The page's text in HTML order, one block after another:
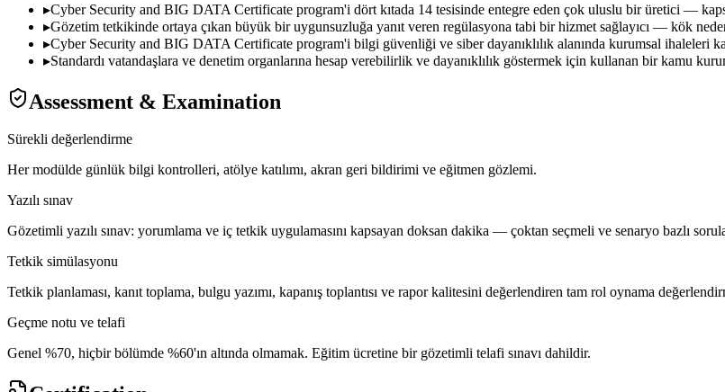
▸Cyber Security and BIG DATA Certificate program'i dört kıtada 14 tesisinde entegre eden çok uluslu bir üretici —
▸Gözetim tetkikinde ortaya çıkan büyük bir uygunsuzluğa yanıt veren regülasyona tabi bir hizmet sağlayıcı — kök
▸Cyber Security and BIG DATA Certificate program'i bilgi güvenliği ve siber dayanıklılık alanında kurumsal ihaleleri
▸Standardı vatandaşlara ve denetim organlarına hesap verebilirlik ve dayanıklılık göstermek için kullanan bir kamu
Assessment & Examination
Sürekli değerlendirme
Her modülde günlük bilgi kontrolleri, atölye katılımı, akran geri bildirimi ve eğitmen gözlemi.
Yazılı sınav
Gözetimli yazılı sınav: yorumlama ve iç tetkik uygulamasını kapsayan doksan dakika — çoktan seçmeli ve senaryo bazlı
Tetkik simülasyonu
Tetkik planlaması, kanıt toplama, bulgu yazımı, kapanış toplantısı ve rapor kalitesini değerlendiren tam rol oynama
Geçme notu ve telafi
Genel %70, hiçbir bölümde %60'ın altında olmamak. Eğitim ücretine bir gözetimli telafi sınavı dahildir.